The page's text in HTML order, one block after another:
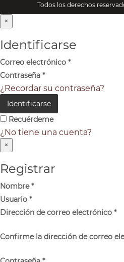
Todos los derechos
×
Identificarse
Correo electrónico *
Contraseña *
¿Recordar su contraseña?
Identificarse
Recuérdeme
¿No tiene una cuenta?
×
Registrar
Nombre*
Usuario *
Dirección de correo electrónico *
Confirme la dirección de correo